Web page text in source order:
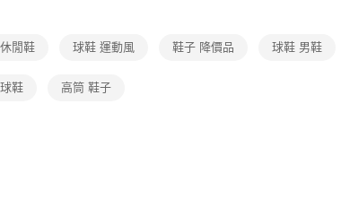
２．關於個人資料
閒鞋 球鞋 運動風 鞋子 降價品 球鞋 男鞋
鞋 高筒 鞋子